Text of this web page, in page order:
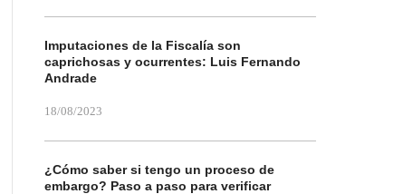
Imputaciones de la Fiscalía son
caprichosas y ocurrentes: Luis Fernando
Andrade
18/08/2023
¿Cómo saber si tengo un proceso de
embargo? Paso a paso para verificar